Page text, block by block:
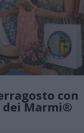
con
dei Marmi®